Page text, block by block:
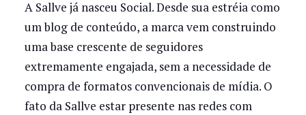
A Sallve já nasceu Social. Desde sua estréia como
um blog de conteúdo, a marca vem construindo
uma base crescente de seguidores
extremamente engajada, sem a necessidade de
compra de formatos convencionais de mídia. O
fato da Sallve estar presente nas redes com